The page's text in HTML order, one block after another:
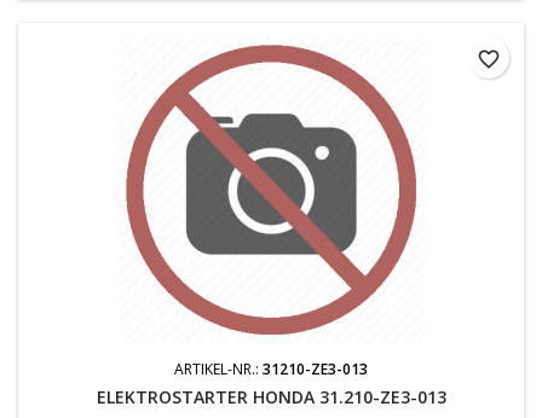
ARTIKEL-NR.: 31210-ZE3-013
ELEKTROSTARTER HONDA 31.210-ZE3-013
favorite_border